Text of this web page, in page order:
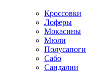
Кроссовки
Лоферы
Мокасины
Мюли
Полусапоги
Сабо
Сандалии